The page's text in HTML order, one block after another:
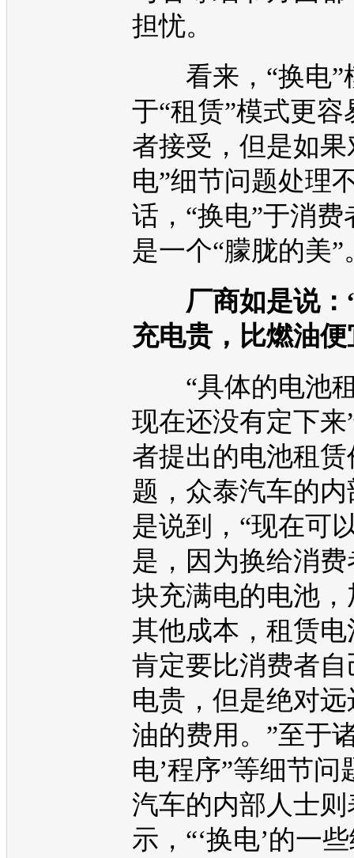
担忧。
看来，“换电”
于“租赁”模式更容
者接受，但是如果
电”细节问题处理
话，“换电”于消费
是一个“朦胧的美”
厂商如是说：
充电贵，比燃油便
“具体的电池
现在还没有定下来
者提出的电池租
题， 众泰汽车的
是说到，“现在可
是，因为换给消
块充满电的电池
其他成本，租赁
肯定要比消费者
电贵，但是绝对
油的费用。”至于
电’程序”等细节问
汽车的内部人士则
示，“‘换电’的一